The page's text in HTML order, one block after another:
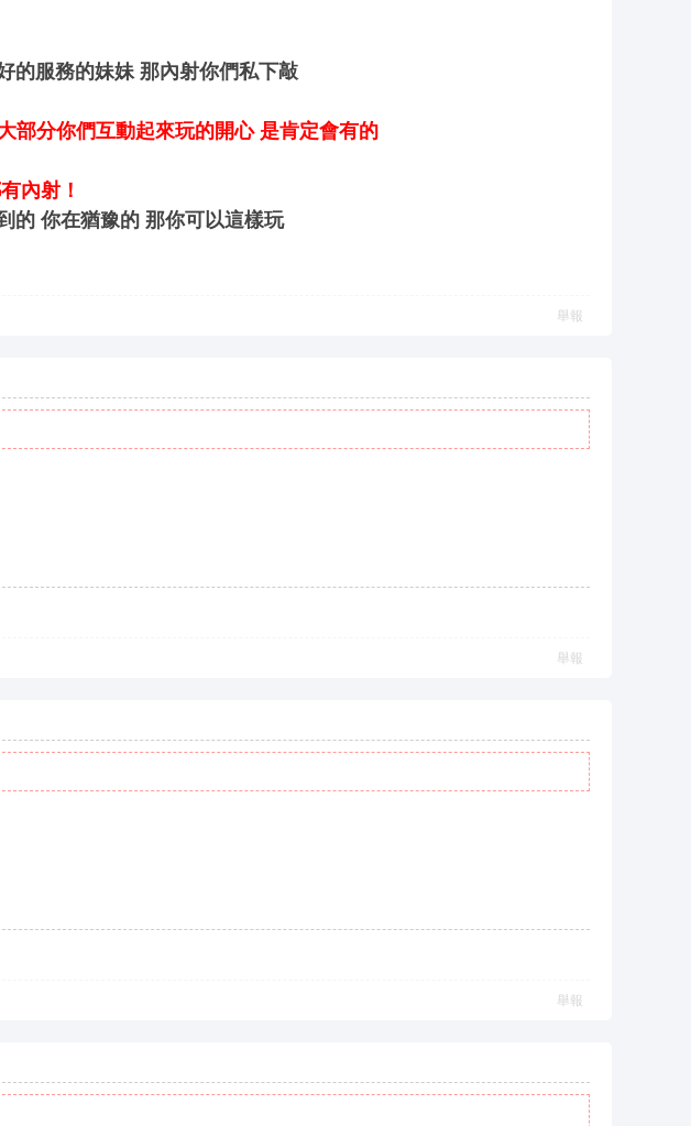
的服務的妹妹 那內射你們私下敲
部分你們互動起來玩的開心 是肯定會有的
內射！
的 你在猶豫的 那你可以這樣玩
舉報
舉報
舉報